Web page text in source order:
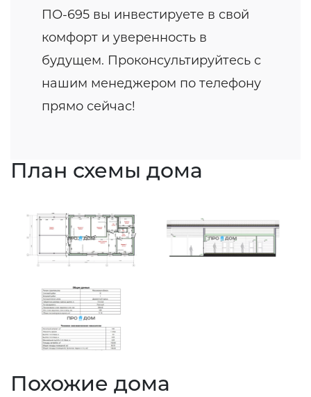
ПО-695 вы инвестируете в свой
комфорт и уверенность в
будущем. Проконсультируйтесь с
нашим менеджером по телефону
прямо сейчас!
План схемы дома
Похожие дома